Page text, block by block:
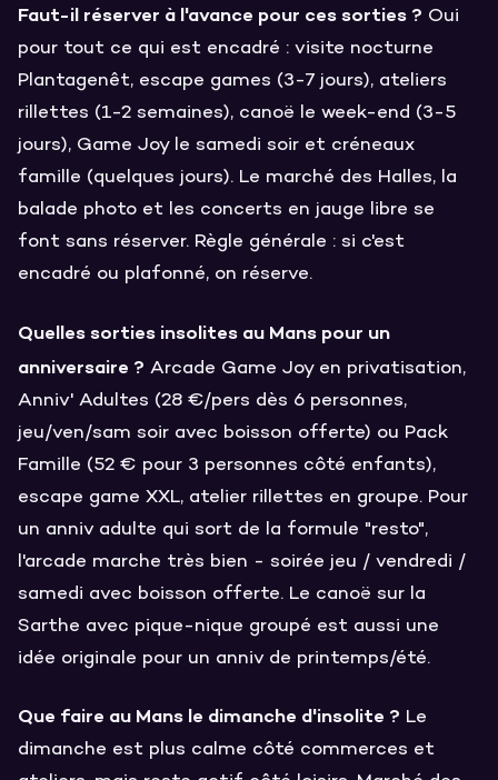
Faut-il réserver à l'avance pour ces sorties ? Oui
pour tout ce qui est encadré : visite nocturne
Plantagenêt, escape games (3-7 jours), ateliers
rillettes (1-2 semaines), canoë le week-end (3-5
jours), Game Joy le samedi soir et créneaux
famille (quelques jours). Le marché des Halles, la
balade photo et les concerts en jauge libre se
font sans réserver. Règle générale : si c'est
encadré ou plafonné, on réserve.
Quelles sorties insolites au Mans pour un
anniversaire ? Arcade Game Joy en privatisation,
Anniv' Adultes (28 €/pers dès 6 personnes,
jeu/ven/sam soir avec boisson offerte) ou Pack
Famille (52 € pour 3 personnes côté enfants),
escape game XXL, atelier rillettes en groupe. Pour
un anniv adulte qui sort de la formule "resto",
l'arcade marche très bien - soirée jeu / vendredi /
samedi avec boisson offerte. Le canoë sur la
Sarthe avec pique-nique groupé est aussi une
idée originale pour un anniv de printemps/été.
Que faire au Mans le dimanche d'insolite ? Le
dimanche est plus calme côté commerces et